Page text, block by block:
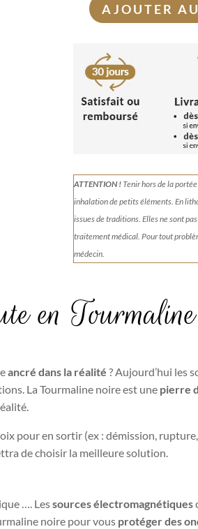
quantité
Tourmaline
rose
verte
sur
AJOUTER
ATTENTION !Tenirhors de la
inhalation de petits éléments.En
issues de traditions. Elles ne sont
traitement médical. Pour tout
médecin.
en
ancré dans la réalité ? Aujourd’hui les
La Tourmaline noire est une pierre
pour en sortir (ex : démission,
de choisir la meilleure solution.
…. Lessources électromagnétiques
noire pour vous protéger des